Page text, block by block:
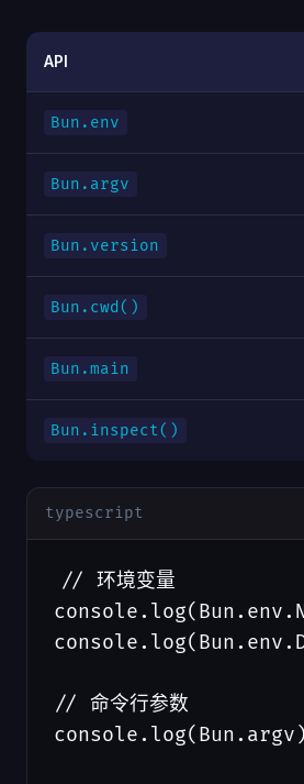
API
Bun.env
Bun.argv
Bun.version
Bun.cwd()
Bun.main
Bun.inspect()
typescript
// 环境变量
// 命令行参数